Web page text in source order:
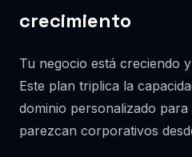
crecimiento
Tu negocio está creciendo
Este plan triplica la
dominio personalizado
parezcan corporativos